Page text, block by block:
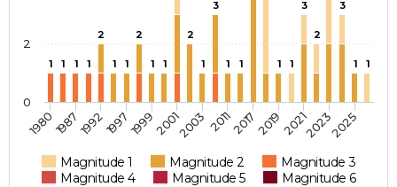
1 1 1 1
2
1 1
2
1 1
2
1
3
1 1 1 1
3
2
3
1 1
Magnitude 1 Magnitude 2
Magnitude 3
Magnitude 4
Magnitude 5 Magnitude 6
1980198719921997199920012003 201120172019202120232025
0
2